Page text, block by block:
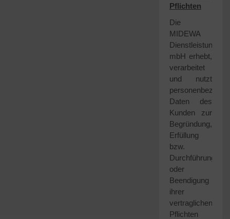
Pflichten
Die
MIDEWA
mbH erhebt,
verarbeitet
und nutzt
Daten des
Kunden zur
Begründung,
Erfüllung
bzw.
Durchführung
oder
Beendigung
ihrer
vertraglichen
Pflichten